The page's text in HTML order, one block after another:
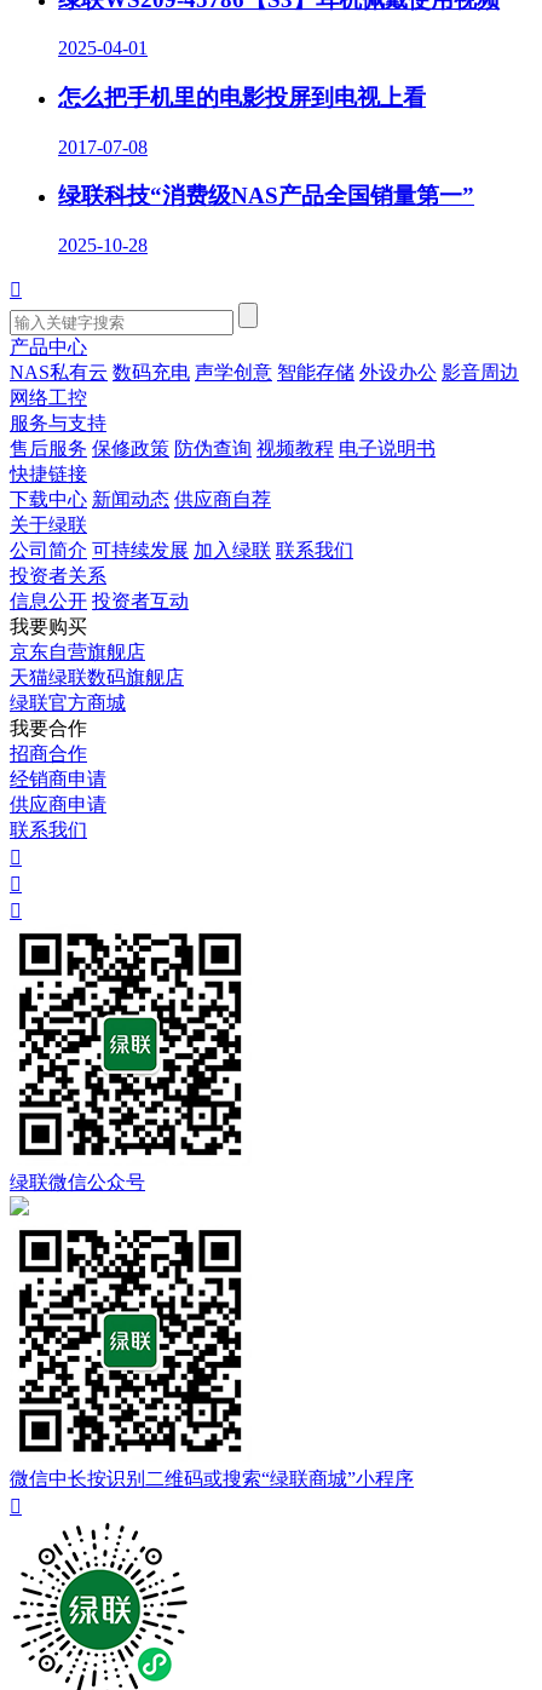
2025-04-01
怎么把手机里的电影投屏到电视上看
2017-07-08
绿联科技“消费级NAS产品全国销量第一”
2025-10-28

产品中心
NAS私有云 数码充电 声学创意 智能存储 外设办公 影音周边
网络工控
服务与支持
售后服务 保修政策 防伪查询 视频教程 电子说明书
快捷链接
下载中心 新闻动态 供应商自荐
关于绿联
公司简介 可持续发展 加入绿联 联系我们
投资者关系
信息公开 投资者互动
我要购买
京东自营旗舰店
天猫绿联数码旗舰店
绿联官方商城
我要合作
招商合作
经销商申请
供应商申请
联系我们



绿联微信公众号
微信中长按识别二维码或搜索“绿联商城”小程序
